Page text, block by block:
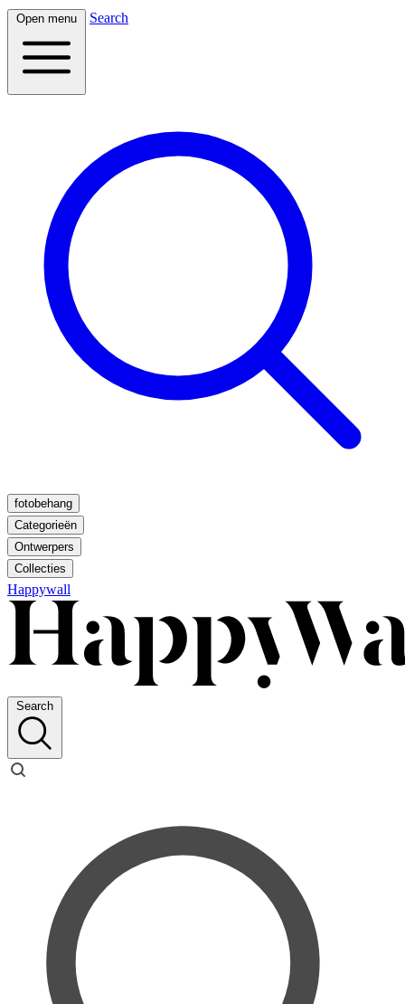
Open menu Search
fotobehang
Categorieën
Ontwerpers
Collecties
Happywall
Search